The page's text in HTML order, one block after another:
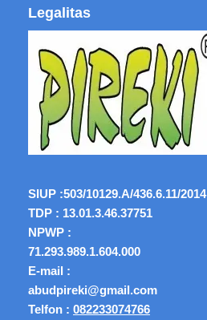
Legalitas
SIUP :503/10129.A/436.6.11/2014
TDP : 13.01.3.46.37751
NPWP :
71.293.989.1.604.000
E-mail :
abudpireki@gmail.com
Telfon : 082233074766